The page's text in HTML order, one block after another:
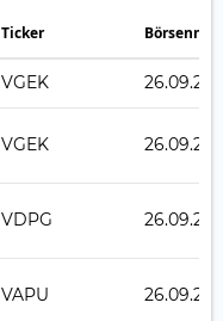
Ticker
VGEK
VGEK
VDPG
VAPU